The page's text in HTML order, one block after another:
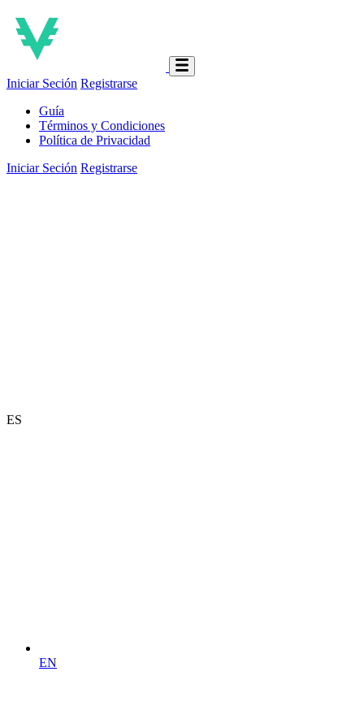
Iniciar Seción Registrarse
Guía
Términos y Condiciones
Política de Privacidad
Iniciar Seción Registrarse
ES
EN